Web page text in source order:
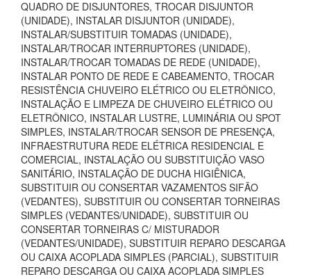
QUADRO DE DISJUNTORES, TROCAR DISJUNTOR
(UNIDADE), INSTALAR DISJUNTOR (UNIDADE),
INSTALAR/SUBSTITUIR TOMADAS (UNIDADE),
INSTALAR/TROCAR INTERRUPTORES (UNIDADE),
INSTALAR/TROCAR TOMADAS DE REDE (UNIDADE),
INSTALAR PONTO DE REDE E CABEAMENTO, TROCAR
RESISTÊNCIA CHUVEIRO ELÉTRICO OU ELETRÔNICO,
INSTALAÇÃO E LIMPEZA DE CHUVEIRO ELÉTRICO OU
ELETRÔNICO, INSTALAR LUSTRE, LUMINÁRIA OU SPOT
SIMPLES, INSTALAR/TROCAR SENSOR DE PRESENÇA,
INFRAESTRUTURA REDE ELÉTRICA RESIDENCIAL E
COMERCIAL, INSTALAÇÃO OU SUBSTITUIÇÃO VASO
SANITÁRIO, INSTALAÇÃO DE DUCHA HIGIÊNICA,
SUBSTITUIR OU CONSERTAR VAZAMENTOS SIFÃO
(VEDANTES), SUBSTITUIR OU CONSERTAR TORNEIRAS
SIMPLES (VEDANTES/UNIDADE), SUBSTITUIR OU
CONSERTAR TORNEIRAS C/ MISTURADOR
(VEDANTES/UNIDADE), SUBSTITUIR REPARO DESCARGA
OU CAIXA ACOPLADA SIMPLES (PARCIAL), SUBSTITUIR
REPARO DESCARGA OU CAIXA ACOPLADA SIMPLES